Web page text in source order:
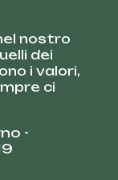
nostro
dei
i valori,
ci
-